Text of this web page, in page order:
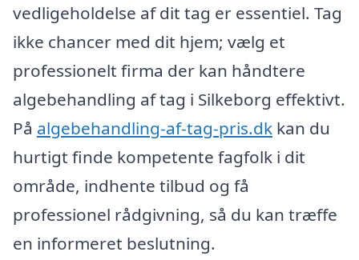
vedligeholdelse af dit tag er essentiel. Tag
ikke chancer med dit hjem; vælg et
professionelt firma der kan håndtere
algebehandling af tag i Silkeborg effektivt.
På algebehandling-af-tag-pris.dk kan du
hurtigt finde kompetente fagfolk i dit
område, indhente tilbud og få
professionel rådgivning, så du kan træffe
en informeret beslutning.